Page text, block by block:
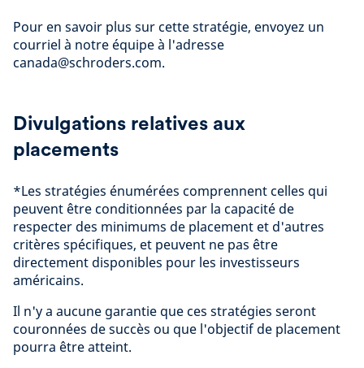
Pour en savoir plus sur cette stratégie, envoyez un
courriel à notre équipe à l'adresse
canada@schroders.com.
Divulgations relatives aux
placements
*Les stratégies énumérées comprennent celles qui
peuvent être conditionnées par la capacité de
respecter des minimums de placement et d'autres
critères spécifiques, et peuvent ne pas être
directement disponibles pour les investisseurs
américains.
Il n'y a aucune garantie que ces stratégies seront
couronnées de succès ou que l'objectif de placement
pourra être atteint.